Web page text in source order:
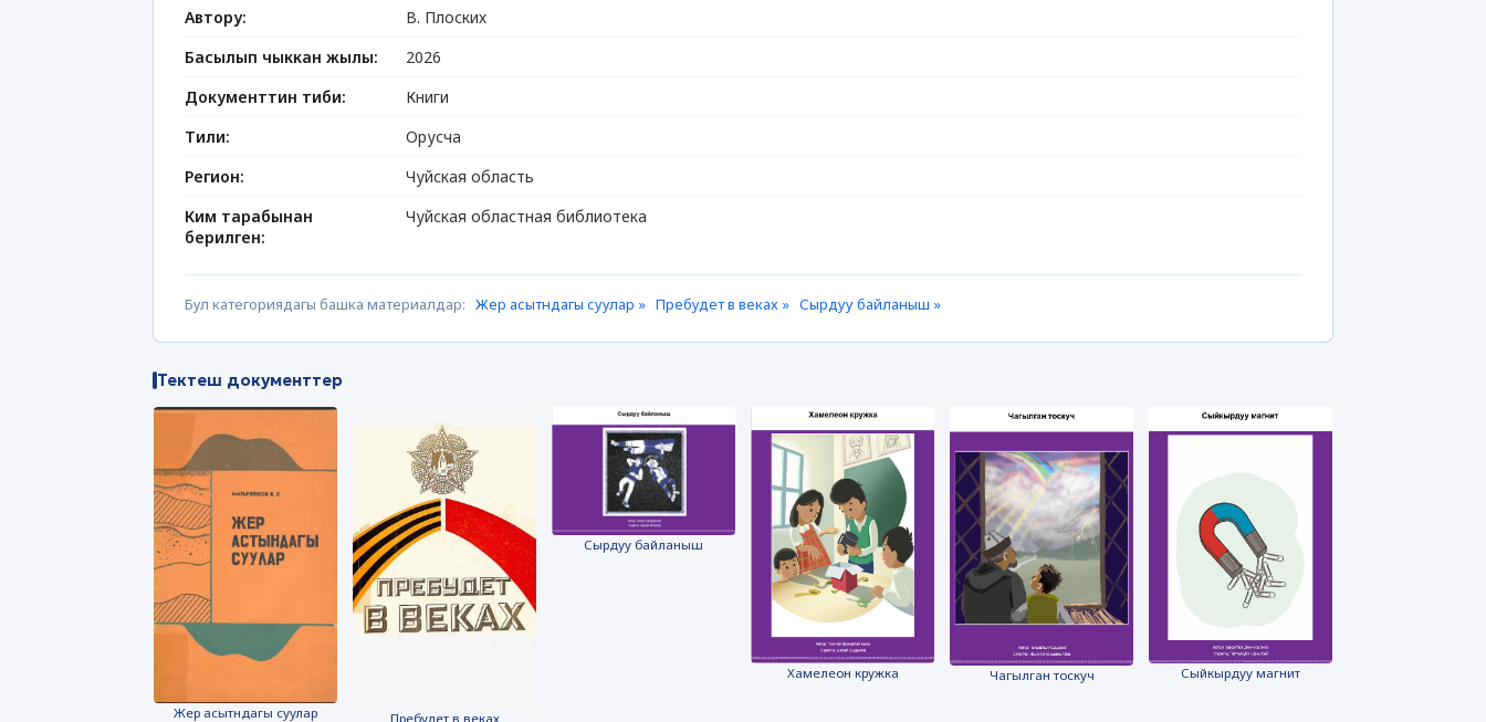
Автору:
В. Плоских
Басылып чыккан жылы:
2026
Документтин тиби:
Книги
Тили:
Орусча
Регион:
Чуйская область
Ким тарабынан
берилген:
Чуйская областная библиотека
Бул категориядагы башка материалдар: Жер асытндагы суулар » Пребудет в веках » Сырдуу байланыш »
Тектеш документтер
Жер асытндагы суулар Пребудет в веках
Сырдуу байланыш
Хамелеон кружка Чагылган тоскуч Сыйкырдуу магнит